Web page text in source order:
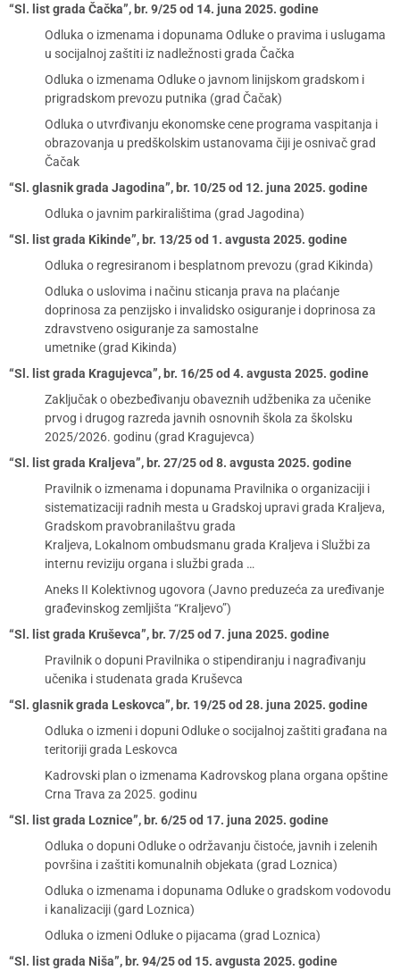
“Sl. list grada Čačka”, br. 9/25 od 14. juna 2025. godine
Odluka o izmenama i dopunama Odluke o pravima i uslugama
u socijalnoj zaštiti iz nadležnosti grada Čačka
Odluka o izmenama Odluke o javnom linijskom gradskom i
prigradskom prevozu putnika (grad Čačak)
Odluka o utvrđivanju ekonomske cene programa vaspitanja i
obrazovanja u predškolskim ustanovama čiji je osnivač grad
Čačak
“Sl. glasnik grada Jagodina”, br. 10/25 od 12. juna 2025. godine
Odluka o javnim parkiralištima (grad Jagodina)
“Sl. list grada Kikinde”, br. 13/25 od 1. avgusta 2025. godine
Odluka o regresiranom i besplatnom prevozu (grad Kikinda)
Odluka o uslovima i načinu sticanja prava na plaćanje
doprinosa za penzijsko i invalidsko osiguranje i doprinosa za
zdravstveno osiguranje za samostalne
umetnike (grad Kikinda)
“Sl. list grada Kragujevca”, br. 16/25 od 4. avgusta 2025. godine
Zaključak o obezbeđivanju obaveznih udžbenika za učenike
prvog i drugog razreda javnih osnovnih škola za školsku
2025/2026. godinu (grad Kragujevca)
“Sl. list grada Kraljeva”, br. 27/25 od 8. avgusta 2025. godine
Pravilnik o izmenama i dopunama Pravilnika o organizaciji i
sistematizaciji radnih mesta u Gradskoj upravi grada Kraljeva,
Gradskom pravobranilaštvu grada
Kraljeva, Lokalnom ombudsmanu grada Kraljeva i Službi za
internu reviziju organa i službi grada …
Aneks II Kolektivnog ugovora (Javno preduzeća za uređivanje
građevinskog zemljišta “Kraljevo”)
“Sl. list grada Kruševca”, br. 7/25 od 7. juna 2025. godine
Pravilnik o dopuni Pravilnika o stipendiranju i nagrađivanju
učenika i studenata grada Kruševca
“Sl. glasnik grada Leskovca”, br. 19/25 od 28. juna 2025. godine
Odluka o izmeni i dopuni Odluke o socijalnoj zaštiti građana na
teritoriji grada Leskovca
Kadrovski plan o izmenama Kadrovskog plana organa opštine
Crna Trava za 2025. godinu
“Sl. list grada Loznice”, br. 6/25 od 17. juna 2025. godine
Odluka o dopuni Odluke o održavanju čistoće, javnih i zelenih
površina i zaštiti komunalnih objekata (grad Loznica)
Odluka o izmenama i dopunama Odluke o gradskom vodovodu
i kanalizaciji (gard Loznica)
Odluka o izmeni Odluke o pijacama (grad Loznica)
“Sl. list grada Niša”, br. 94/25 od 15. avgusta 2025. godine